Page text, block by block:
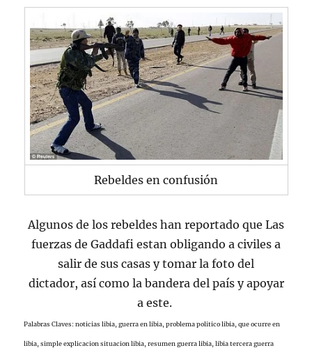
Rebeldes en confusión
Algunos de los rebeldes han reportado que Las
fuerzas de Gaddafi estan obligando a civiles a
salir de sus casas y tomar la foto del
dictador, así como la bandera del país y apoyar
a este.
Palabras Claves: noticias libia, guerra en libia, problema politico libia, que ocurre en
libia, simple explicacion situacion libia, resumen guerra libia, libia tercera guerra